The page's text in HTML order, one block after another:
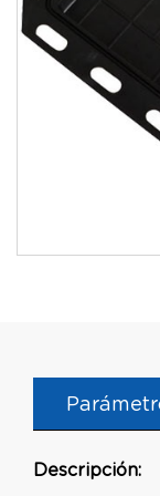
Descripción: